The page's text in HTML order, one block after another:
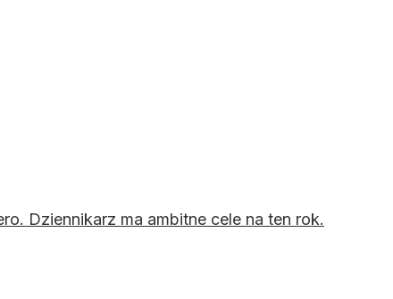
Dziennikarz ma ambitne cele na ten rok.